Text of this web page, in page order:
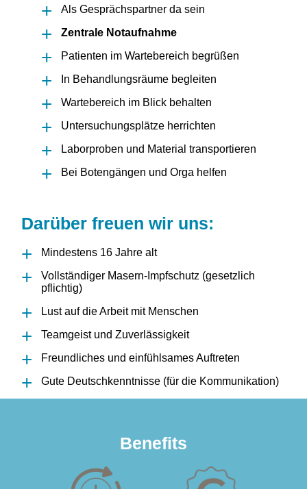
Als Gesprächspartner da sein
Zentrale Notaufnahme
Patienten im Wartebereich begrüßen
In Behandlungsräume begleiten
Wartebereich im Blick behalten
Untersuchungsplätze herrichten
Laborproben und Material transportieren
Bei Botengängen und Orga helfen
Darüber freuen wir uns:
Mindestens 16 Jahre alt
Vollständiger Masern-Impfschutz (gesetzlich
pflichtig)
Lust auf die Arbeit mit Menschen
Teamgeist und Zuverlässigkeit
Freundliches und einfühlsames Auftreten
Gute Deutschkenntnisse (für die Kommunikation)
Benefits